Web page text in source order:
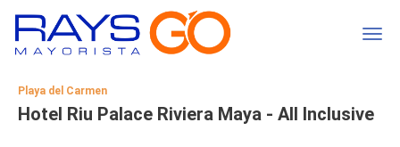
Playa del Carmen
Hotel Riu Palace Riviera Maya - All Inclusive